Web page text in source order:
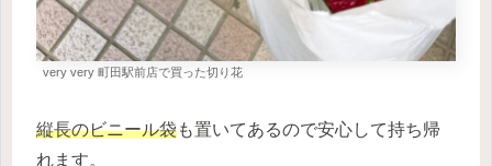
very very 町田駅前店で買った切り花
縦長のビニール袋も置いてあるので安心して持ち帰
れます。